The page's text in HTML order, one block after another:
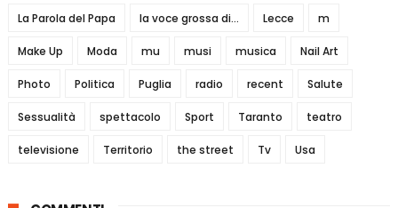
La Parola del Papa la voce grossa di... Lecce m
Make Up Moda mu musi musica Nail Art
Photo Politica Puglia radio recent Salute
Sessualità spettacolo Sport Taranto teatro
televisione Territorio the street Tv Usa